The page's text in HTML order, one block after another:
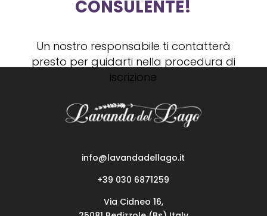
CONSULENTE!
Un nostro responsabile ti contatterà
presto per guidarti nella procedura di
iscrizione
info@lavandadellago.it
+39 030 6871259
Via Cidneo 16,